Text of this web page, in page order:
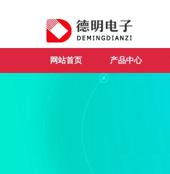
网站首页 产品中心